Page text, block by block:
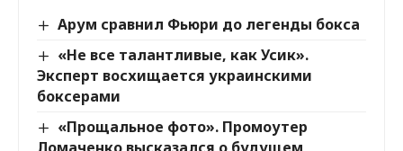
Арум сравнил Фьюри до легенды бокса
«Не все талантливые, как Усик».
Эксперт восхищается украинскими
боксерами
«Прощальное фото». Промоутер